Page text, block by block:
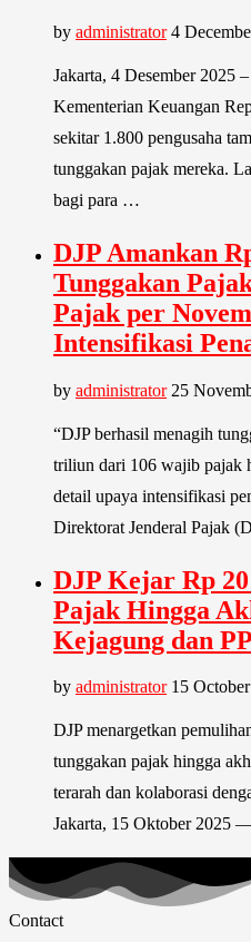
by administrator 4
Jakarta, 4 Desember 2025
Kementerian Keuangan
sekitar 1.800 pengusaha
tunggakan pajak mereka.
bagi para …
DJP Amankan
Tunggakan
Pajak per
Intensifikasi
by administrator 25
“DJP berhasil menagih
triliun dari 106 wajib pajak
detail upaya intensifikasi
Direktorat Jenderal Pajak
DJP Kejar Rp
Pajak Hingga
Kejagung dan
by administrator 15
DJP menargetkan
tunggakan pajak hingga
terarah dan kolaborasi
Jakarta, 15 Oktober 2025
Contact